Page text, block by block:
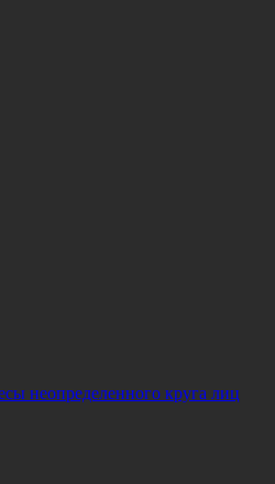
неопределенного круга лиц